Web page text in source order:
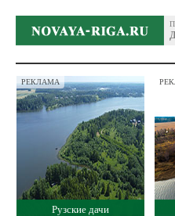
РЕКЛАМА
Рузские дачи